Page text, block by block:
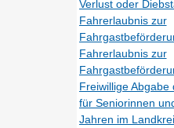
Verlust oder
Fahrerlaubnis zur
Fahrerlaubnis zur
Freiwillige
für Seniorinnen
Jahren im